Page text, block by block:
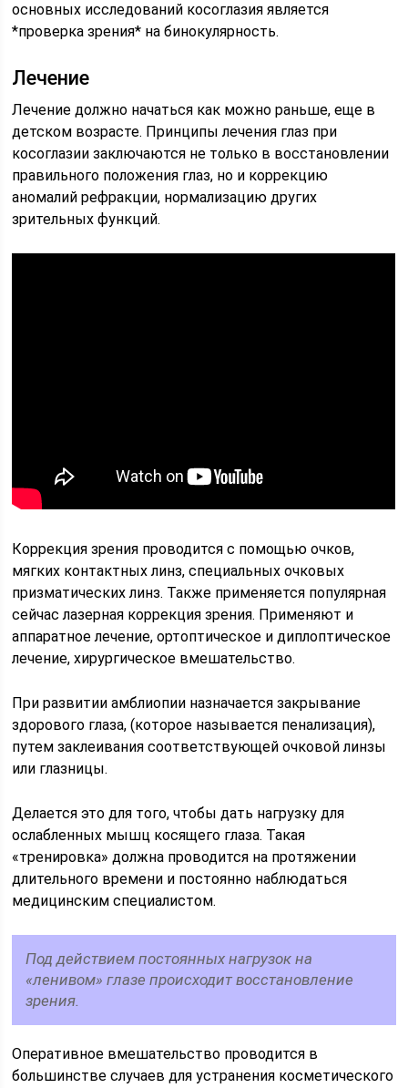
основных исследований косоглазия является
*проверка зрения* на бинокулярность.
Лечение
Лечение должно начаться как можно раньше, еще в
детском возрасте. Принципы лечения глаз при
косоглазии заключаются не только в восстановлении
правильного положения глаз, но и коррекцию
аномалий рефракции, нормализацию других
зрительных функций.
Коррекция зрения проводится с помощью очков,
мягких контактных линз, специальных очковых
призматических линз. Также применяется популярная
сейчас лазерная коррекция зрения. Применяют и
аппаратное лечение, ортоптическое и диплоптическое
лечение, хирургическое вмешательство.
При развитии амблиопии назначается закрывание
здорового глаза, (которое называется пенализация),
путем заклеивания соответствующей очковой линзы
или глазницы.
Делается это для того, чтобы дать нагрузку для
ослабленных мышц косящего глаза. Такая
«тренировка» должна проводится на протяжении
длительного времени и постоянно наблюдаться
медицинским специалистом.
Под действием постоянных нагрузок на
«ленивом» глазе происходит восстановление
зрения.
Оперативное вмешательство проводится в
большинстве случаев для устранения косметического